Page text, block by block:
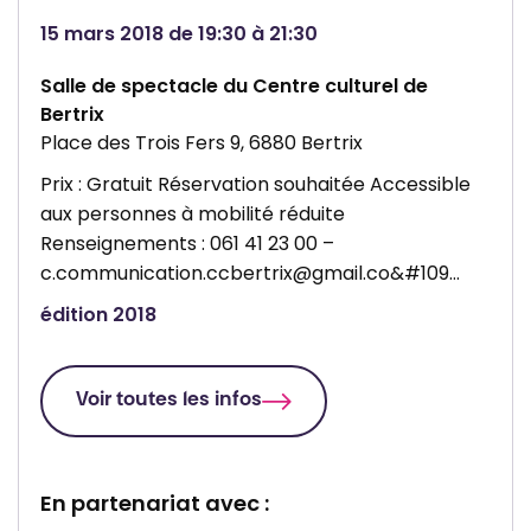
e
c
u
l
t
u
r
e
l
e
B
t
o
t
è
q
u
e
p
l
i
q
e
15 mars 2018 de 19:30 à 21:30
Salle de spectacle du Centre culturel de
Bertrix
Place des Trois Fers 9, 6880 Bertrix
Prix : Gratuit Réservation souhaitée Accessible
aux personnes à mobilité réduite
Renseignements : 061 41 23 00 –
c.communication.ccbertrix@gmail.co&#109…
édition 2018
Voir toutes les infos
En partenariat avec :